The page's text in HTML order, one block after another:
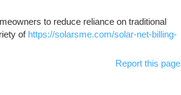
to reduce reliance on traditional
of https://solarsme.com/solar-net-billing-
Report this page